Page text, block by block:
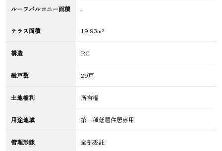
ルーフバルコニー面積 -
テラス面積 19.93m²
構造 RC
総戸数 29戸
土地権利 所有権
用途地域 第一種低層住居専用
管理形態 全部委託